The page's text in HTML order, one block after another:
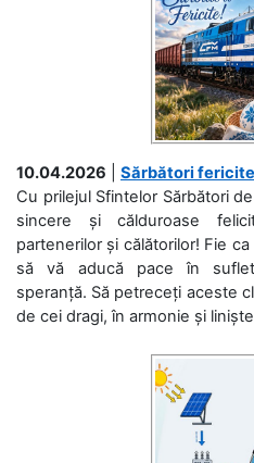
10.04.2026
Sărbători
Cu prilejul Sfintelor Sărbători
sincere și călduroase
partenerilor și călătorilor! Fie
să vă aducă pace în
speranță. Să petreceți aceste
de cei dragi, în armonie și